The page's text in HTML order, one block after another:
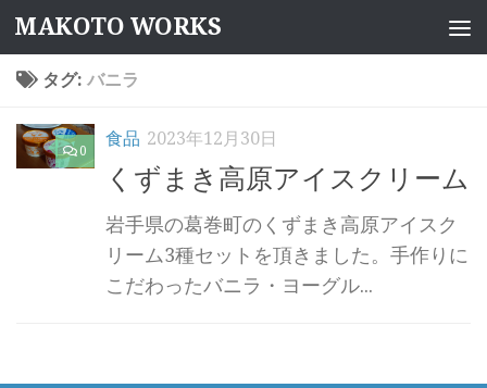
コンテンツへスキップ
MAKOTO WORKS
タグ: バニラ
0
食品 2023年12月30日
くずまき高原アイスクリーム
岩手県の葛巻町のくずまき高原アイスク
リーム3種セットを頂きました。手作りに
こだわったバニラ・ヨーグル...